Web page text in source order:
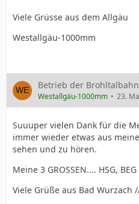
Viele Grüsse aus dem Allgäu
Westallgäu-1000mm
Betrieb der
Westallgäu-1000mm 23.
Suuuper vielen Dank für die
immer wieder etwas aus
sehen und zu hören.
Meine 3 GROSSEN.... HSG,
Viele Grüße aus Bad Wurzach